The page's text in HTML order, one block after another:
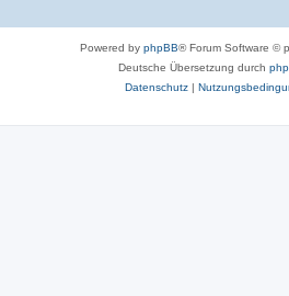
Powered by phpBB® Forum Software ©
Deutsche Übersetzung durch
Datenschutz|